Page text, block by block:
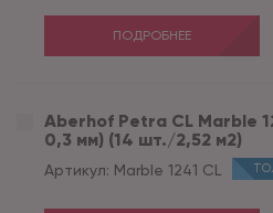
ПОДРОБНЕЕ
Aberhof Petra CL Marble
0,3 мм) (14 шт./2,52 м2)
Артикул: Marble 1241 CL